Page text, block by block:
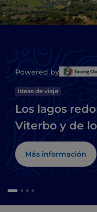
Powered by
Ideas de viaje
Los lagos
Viterbo y de
Más información